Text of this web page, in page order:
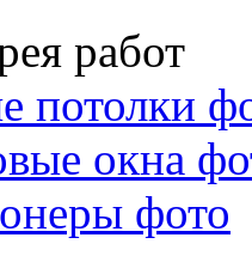
работ
потолки
окна
фото